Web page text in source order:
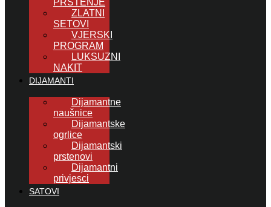
PRSTENJE
ZLATNI
SETOVI
VJERSKI
PROGRAM
LUKSUZNI
NAKIT
DIJAMANTI
Dijamantne
naušnice
Dijamantske
ogrlice
Dijamantski
prstenovi
Dijamantni
privjesci
SATOVI